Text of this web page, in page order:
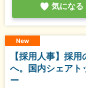
気になる
New
【採用人事】採
へ。国内シェアト
ー